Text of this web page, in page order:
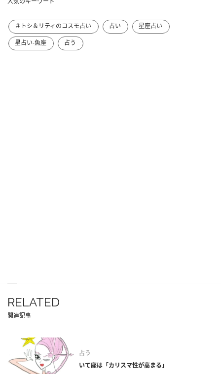
＃トシ＆リティのコスモ占い 占い
星座占い
星占い-魚座
占う
RELATED
関連記事
占う
いて座は「カリスマ性が高まる」